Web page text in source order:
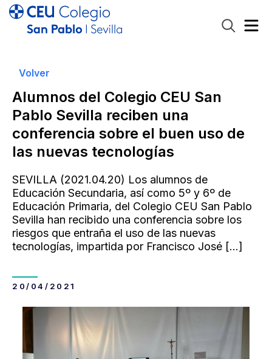
Volver
Alumnos del Colegio CEU San
Pablo Sevilla reciben una
conferencia sobre el buen uso de
las nuevas tecnologías
SEVILLA (2021.04.20) Los alumnos de
Educación Secundaria, así como 5º y 6º de
Educación Primaria, del Colegio CEU San Pablo
Sevilla han recibido una conferencia sobre los
riesgos que entraña el uso de las nuevas
tecnologías, impartida por Francisco José […]
20/04/2021